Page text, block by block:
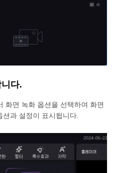
다.
면 녹화 옵션을 선택하여 화면
과 설정이 표시됩니다.